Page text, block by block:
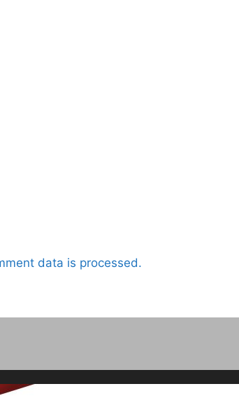
data is processed.